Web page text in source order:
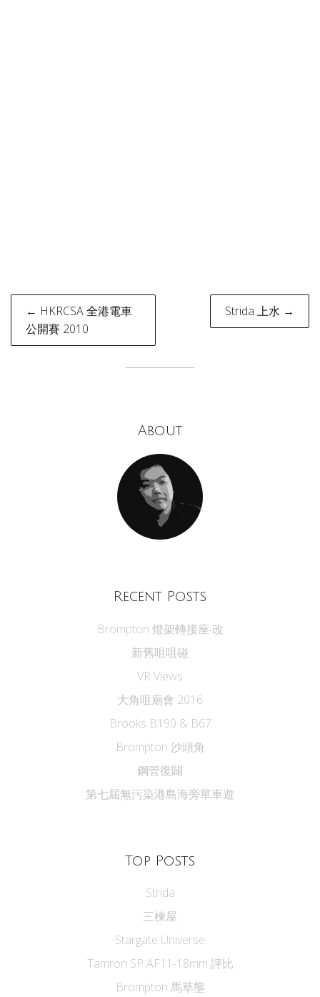
Post
navigation
← HKRCSA 全港電車
公開賽 2010
Strida 上水 →
About
Recent Posts
Brompton 燈架轉接座‧改
新舊咀咀碰
VR Views
大角咀廟會 2016
Brooks B190 & B67
Brompton 沙頭角
鋼管復闢
第七屆無污染港島海旁單車遊
Top Posts
Strida
三楝屋
Stargate Universe
Tamron SP AF11-18mm 評比
Brompton 馬草壟